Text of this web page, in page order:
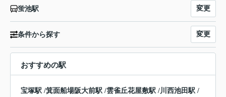
蛍池駅 変更
条件から探す 変更
おすすめの駅
宝塚駅 /箕面船場阪大前駅 /雲雀丘花屋敷駅 /川西池田駅 /